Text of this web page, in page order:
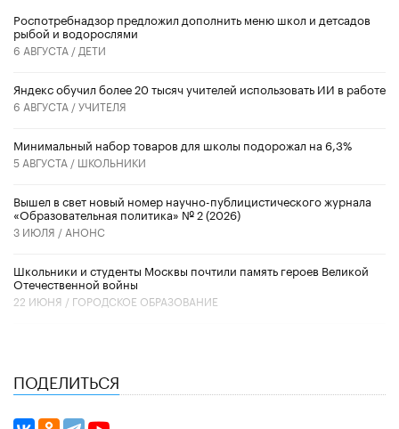
Роспотребнадзор предложил дополнить меню школ и детсадов
рыбой и водорослями
6 АВГУСТА / ДЕТИ
​Яндекс обучил более 20 тысяч учителей использовать ИИ в работе
6 АВГУСТА /УЧИТЕЛЯ
Минимальный набор товаров для школы подорожал на 6,3%
5 АВГУСТА / ШКОЛЬНИКИ
Вышел в свет новый номер научно-публицистического журнала
«Образовательная политика» № 2 (2026)
3 ИЮЛЯ / АНОНС
Школьники и студенты Москвы почтили память героев Великой
Отечественной войны
22 ИЮНЯ / ГОРОДСКОЕ ОБРАЗОВАНИЕ
ПОДЕЛИТЬСЯ